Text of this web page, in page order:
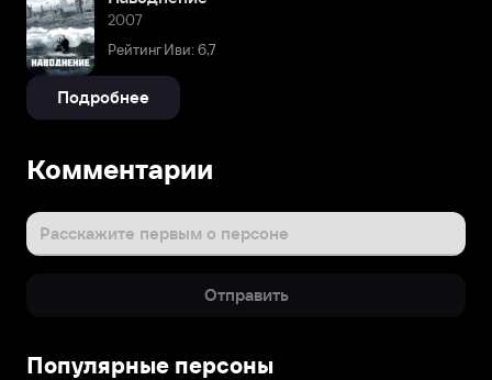
2007
Рейтинг Иви: 6,7
Подробнее
Комментарии
Расскажите первым о персоне
Отправить
Популярные персоны